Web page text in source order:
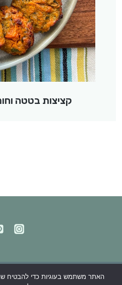
קציצות בטטה
האתר משתמש בעוגיות כדי להבטיח